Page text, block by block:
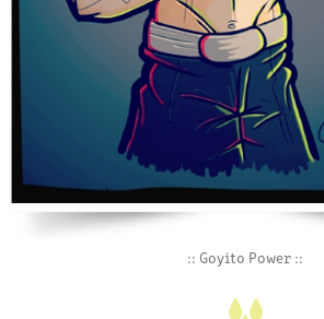
:: Goyito Power ::